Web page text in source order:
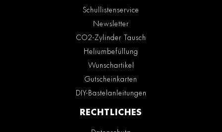
Schullistenservice
Newsletter
CO2-Zylinder Tausch
Heliumbefüllung
Wunschartikel
Gutscheinkarten
DIY-Bastelanleitungen
RECHTLICHES